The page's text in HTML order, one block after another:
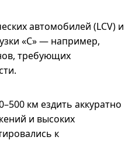
автомобилей (LCV) и
«C» — например,
требующих
км ездить аккуратно
и высоких
к